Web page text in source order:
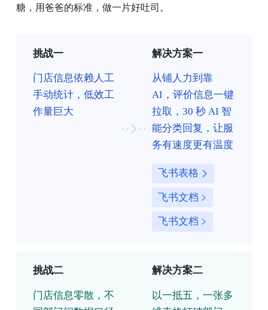
糖，用爸爸的标准，做一片好吐司。
挑战一
门店信息依赖人工
手动统计，低效工
作量巨大
解决方案一
从铺人力到靠
AI，评价信息一键
拉取，30 秒 AI 智
能分类回复，让服
务有速度更有温度
飞书表格
飞书文档
飞书文档
挑战二
门店信息零散，不
解决方案二
以一抵五，一张多